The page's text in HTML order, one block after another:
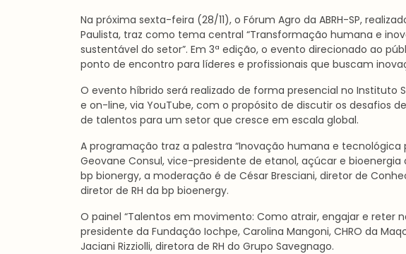
Na próxima sexta-feira (28/11), o Fórum Agro da ABRH-SP,
Paulista, traz como tema central “Transformação humana e
sustentável do setor”. Em 3ª edição, o evento direcionado ao
ponto de encontro para líderes e profissionais que buscam
O evento híbrido será realizado de forma presencial no Instituto
e on-line, via YouTube, com o propósito de discutir os desafios
de talentos para um setor que cresce em escala global.
A programação traz a palestra “Inovação humana e
Geovane Consul, vice-presidente de etanol, açúcar e bioenergia
bp bionergy, a moderação é de César Bresciani, diretor de
diretor de RH da bp bioenergy.
O painel “Talentos em movimento: Como atrair, engajar e reter
presidente da Fundação Iochpe, Carolina Mangoni, CHRO da
Jaciani Rizziolli, diretora de RH do Grupo Savegnago.